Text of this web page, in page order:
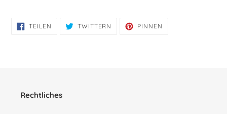
TEILEN
FACEBOOK
TWITTERN
TWITTER
PINNEN
Rechtliches